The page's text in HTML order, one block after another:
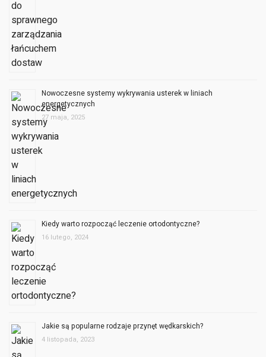
Nowoczesne systemy wykrywania usterek w liniach
Kiedy warto rozpocząć leczenie ortodontyczne?
Jakie są popularne rodzaje przynęt wędkarskich?